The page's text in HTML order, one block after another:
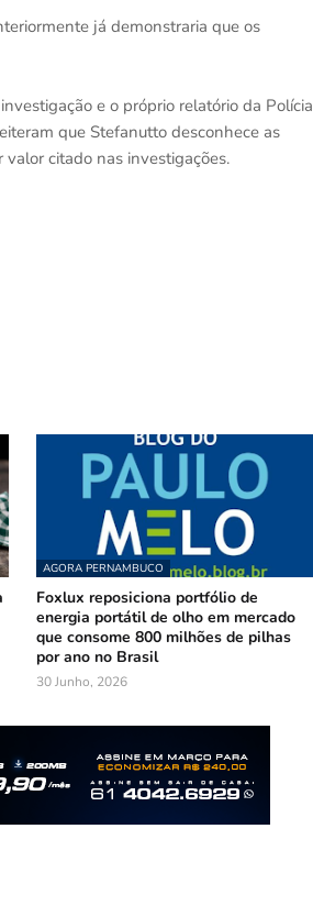
já demonstraria que os
e o próprio relatório da Polícia
que Stefanutto desconhece as
citado nas investigações.
AGORA PERNAMBUCO
Foxlux reposiciona portfólio de
energia portátil de olho em mercado
que consome 800 milhões de pilhas
por ano no Brasil
30 Junho, 2026